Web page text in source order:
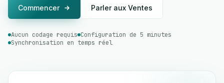
Commencer Parler aux Ventes
Aucun codage requis Configuration de 5 minutes
Synchronisation en temps réel